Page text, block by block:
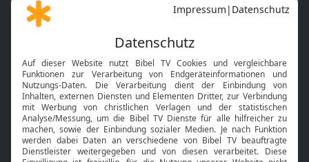
Gott und Bibel erklärt
Neuigkeiten
Mobile App
Smart TV
HbbTV
Bibelthek Online-Bibel
Nächster Gottesdienst